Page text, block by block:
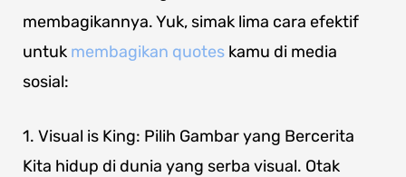
membagikannya. Yuk, simak lima cara efektif
untuk membagikan quotes kamu di media
sosial:
1. Visual is King: Pilih Gambar yang Bercerita
Kita hidup di dunia yang serba visual. Otak